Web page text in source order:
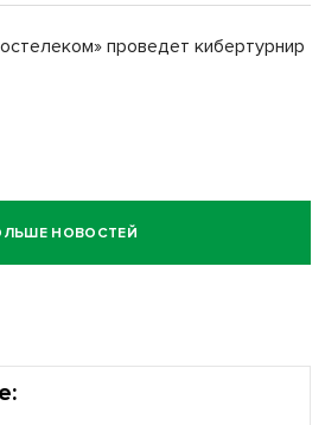
проведет кибертурнир
НОВОСТЕЙ